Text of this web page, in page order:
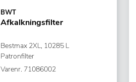
BWT
Afkalkningsfilter
Bestmax 2XL, 10285 L
Patronfilter
Varenr. 71086002